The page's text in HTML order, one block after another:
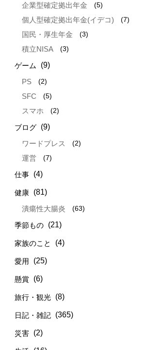
企業型確定拠出年金 (5)
個人型確定拠出年金(イデコ) (7)
国民・厚生年金 (3)
積立NISA (3)
ゲーム (9)
PS (2)
SFC (5)
スマホ (2)
ブログ (9)
ワードプレス (2)
運営 (7)
仕事 (4)
健康 (81)
潰瘍性大腸炎 (63)
季節もの (21)
家族のこと (4)
愛用 (25)
懸賞 (6)
旅行・観光 (8)
日記・雑記 (365)
災害 (2)